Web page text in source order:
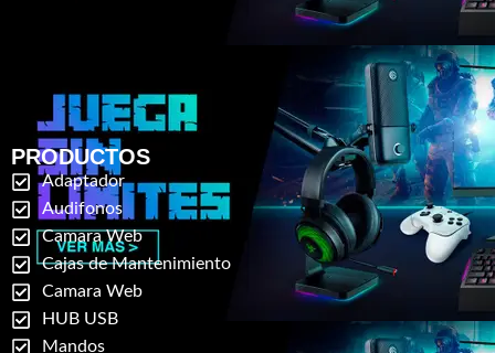
PRODUCTOS
Adaptador
Audifonos
Camara Web
Cajas de Mantenimiento
Camara Web
HUB USB
Mandos